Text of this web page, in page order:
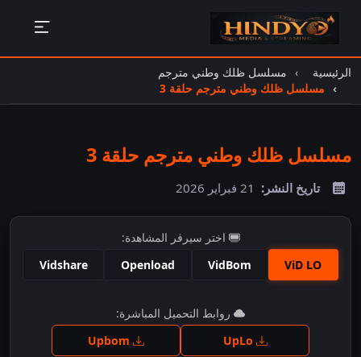
الرئيسية
مسلسل ظلك وطني مترجم
مسلسل ظلك وطني مترجم حلقة 3
مسلسل ظلك وطني مترجم حلقة 3
تاريخ النشر: 21 فبراير 2026
اختر سيرفر المشاهدة:
ViD LO
VidBom
Openload
Vidshare
اضغط للمشاهدة
روابط التحميل المباشرة: